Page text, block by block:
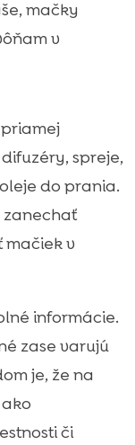
mačky
v
spreje,
do prania.
zanechať
mačiek v
informácie.
zase varujú
je, že na
či